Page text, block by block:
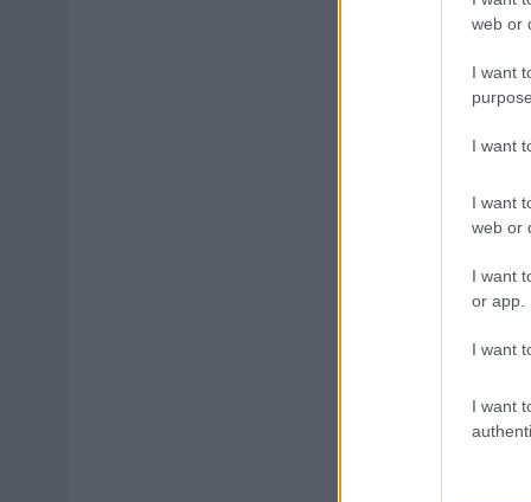
web or
I want
I want
I want
web or
I want
or app.
I want
I want